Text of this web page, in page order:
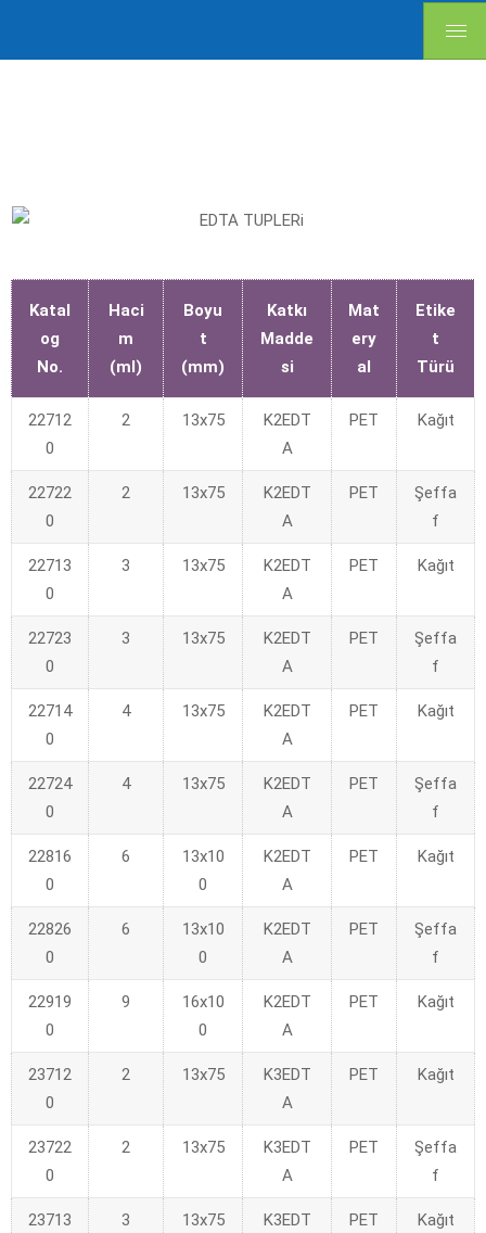
Katal
og
No.
Haci
m
(ml)
Boyu
t
(mm)
Katkı
Madde
si
Mat
ery
al
Etike
t
Türü
22712
0
2 13x75
K2EDT
A
PET Kağıt
22722
0
2 13x75
K2EDT
A
PET
Şeffa
f
22713
0
3 13x75
K2EDT
A
PET Kağıt
22723
0
3 13x75
K2EDT
A
PET
Şeffa
f
22714
0
4 13x75
K2EDT
A
PET Kağıt
22724
0
4 13x75
K2EDT
A
PET
Şeffa
f
22816
0
6
13x10
0
K2EDT
A
PET Kağıt
22826
0
6
13x10
0
K2EDT
A
PET
Şeffa
f
22919
0
9
16x10
0
K2EDT
A
PET Kağıt
23712
0
2 13x75
K3EDT
A
PET Kağıt
23722
0
2 13x75
K3EDT
A
PET
Şeffa
f
23713
3 13x75
K3EDT
PET Kağıt